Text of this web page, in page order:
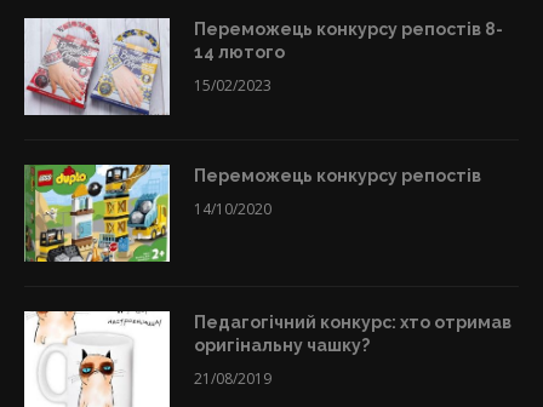
Переможець конкурсу репостів 8-
14 лютого
15/02/2023
Переможець конкурсу репостів
14/10/2020
Педагогічний конкурс: хто отримав
оригінальну чашку?
21/08/2019